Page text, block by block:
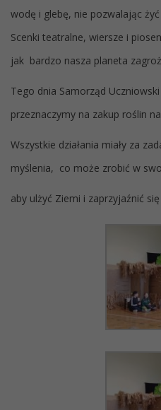
wodę i glebę, nie pozwalając
Scenki teatralne, wiersze i
jak bardzo nasza planeta
Tego dnia Samorząd
przeznaczymy na zakup roślin
Wszystkie działania miały za
myślenia, co może zrobić w
aby ulżyć Ziemi i zaprzyjaźnić